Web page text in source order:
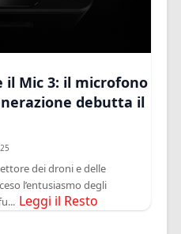
il Mic 3: il microfono
debutta il
dei droni e delle
l’entusiasmo degli
Leggi il Resto